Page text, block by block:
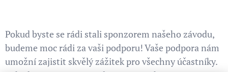
Pokud byste se rádi stali sponzorem našeho závodu,
budeme moc rádi za vaši podporu! Vaše podpora nám
umožní zajistit skvělý zážitek pro všechny účastníky.